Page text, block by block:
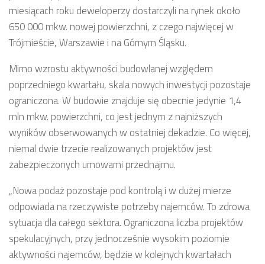
miesiącach roku deweloperzy dostarczyli na rynek około
650 000 mkw. nowej powierzchni, z czego najwięcej w
Trójmieście, Warszawie i na Górnym Śląsku.
Mimo wzrostu aktywności budowlanej względem
poprzedniego kwartału, skala nowych inwestycji pozostaje
ograniczona. W budowie znajduje się obecnie jedynie 1,4
mln mkw. powierzchni, co jest jednym z najniższych
wyników obserwowanych w ostatniej dekadzie. Co więcej,
niemal dwie trzecie realizowanych projektów jest
zabezpieczonych umowami przednajmu.
„Nowa podaż pozostaje pod kontrolą i w dużej mierze
odpowiada na rzeczywiste potrzeby najemców. To zdrowa
sytuacja dla całego sektora. Ograniczona liczba projektów
spekulacyjnych, przy jednocześnie wysokim poziomie
aktywności najemców, będzie w kolejnych kwartałach